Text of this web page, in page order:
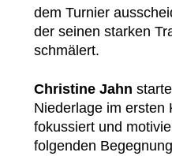
dem Turnier
der seinen starken
schmälert.
Christine Jahn
Niederlage im ersten
fokussiert und
folgenden